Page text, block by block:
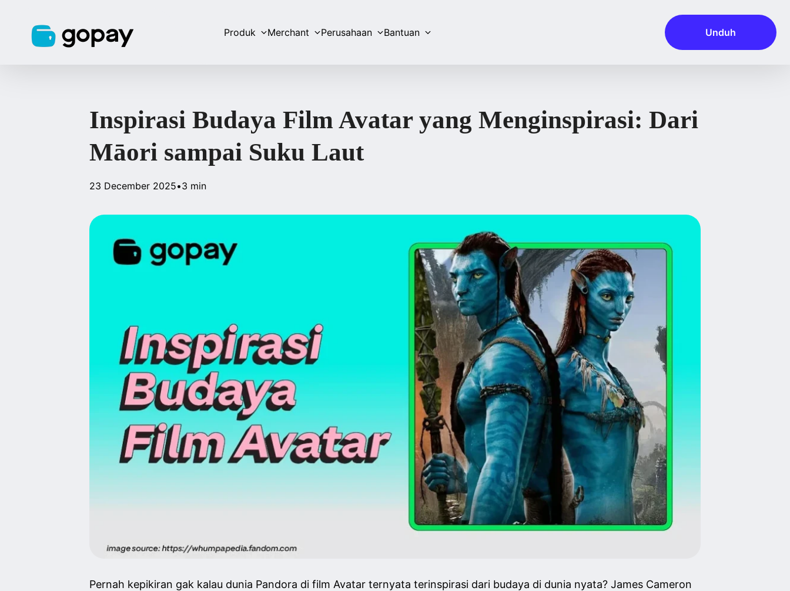
Produk Merchant Perusahaan Bantuan Unduh
Inspirasi Budaya Film Avatar yang Menginspirasi: Dari
Māori sampai Suku Laut
23 December 2025•3 min
Pernah kepikiran gak kalau dunia Pandora di film Avatar ternyata terinspirasi dari budaya di dunia nyata? James Cameron